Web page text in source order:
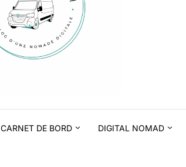
CARNET DE BORD DIGITAL NOMAD